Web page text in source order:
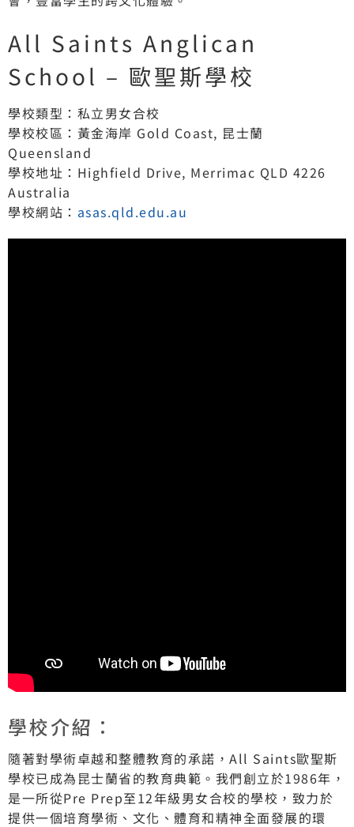
All Saints Anglican
School – 歐聖斯學校
學校類型：私立男女合校
學校校區：黃金海岸 Gold Coast, 昆士蘭
Queensland
學校地址：Highfield Drive, Merrimac QLD 4226
Australia
學校網站： asas.qld.edu.au
學校介紹：
隨著對學術卓越和整體教育的承諾，All Saints歐聖斯
學校已成為昆士蘭省的教育典範。我們創立於1986年，
是一所從Pre Prep至12年級男女合校的學校，致力於
提供一個培育學術、文化、體育和精神全面發展的環